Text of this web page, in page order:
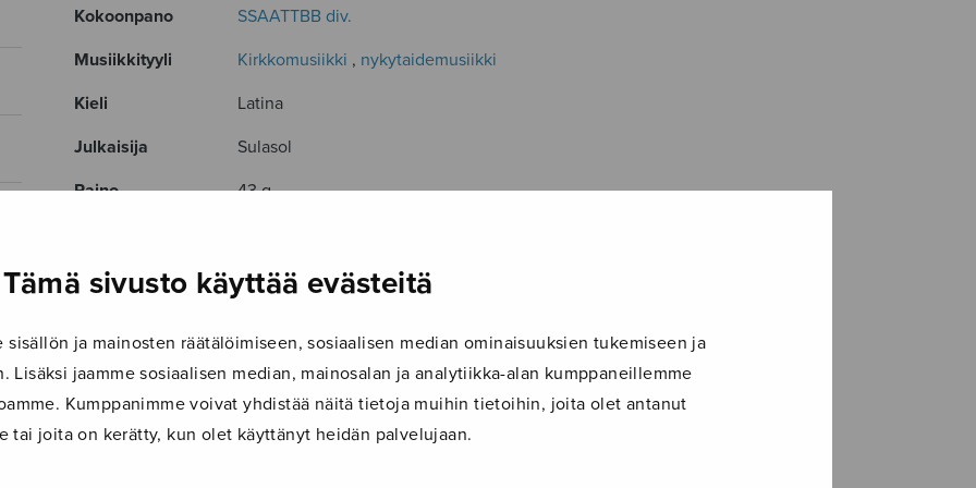
Tämä sivusto käyttää evästeitä
sisällön ja mainosten räätälöimiseen, sosiaalisen median ominaisuuksien tukemiseen ja
Lisäksi jaamme sosiaalisen median, mainosalan ja analytiikka-alan kumppaneillemme
Kumppanimme voivat yhdistää näitä tietoja muihin tietoihin, joita olet antanut
tai joita on kerätty, kun olet käyttänyt heidän palvelujaan.
Kokoonpano
SSAATTBB div.
Musiikkityyli
Kirkkomusiikki , nykytaidemusiikki
Kieli
Latina
Julkaisija
Sulasol
Paino
43 g
Tuotetunnus
U009
TUTUSTU MYÖS